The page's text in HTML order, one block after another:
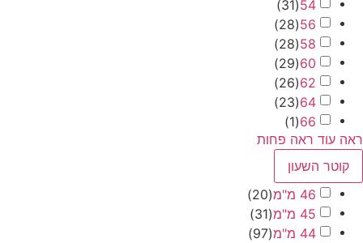
54
31
)
56
28
)
58
28
)
60
29
)
62
26
)
64
23
)
66
1
)
ראה פחות
השעון
46 מ"מ
(
20
)
45 מ"מ
(
31
)
44 מ"מ
(
97
)